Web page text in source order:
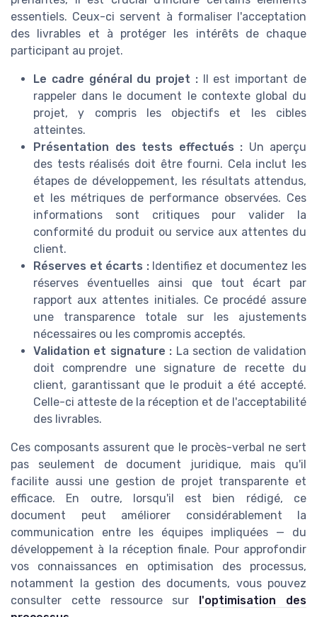
essentiels. Ceux-ci servent à formaliser l'acceptation
des livrables et à protéger les intérêts de chaque
participant au projet.
Le cadre général du projet :Il est important de
rappeler dans le document le contexte global du
projet, y compris les objectifs et les cibles
atteintes.
Présentation des tests effectués : Un aperçu
des tests réalisés doit être fourni. Cela inclut les
étapes de développement, les résultats attendus,
et les métriques de performance observées. Ces
informations sont critiques pour valider la
conformité du produit ou service aux attentes du
client.
Réserves et écarts :Identifiez et documentez les
réserves éventuelles ainsi que tout écart par
rapport aux attentes initiales. Ce procédé assure
une transparence totale sur les ajustements
nécessaires ou les compromis acceptés.
Validation et signature : La section de validation
doit comprendre une signature de recette du
client, garantissant que le produit a été accepté.
Celle-ci atteste de la réception et de l'acceptabilité
des livrables.
Ces composants assurent que le procès-verbal ne sert
pas seulement de document juridique, mais qu'il
facilite aussi une gestion de projet transparente et
efficace. En outre, lorsqu'il est bien rédigé, ce
document peut améliorer considérablement la
communication entre les équipes impliquées — du
développement à la réception finale. Pour approfondir
vos connaissances en optimisation des processus,
notamment la gestion des documents, vous pouvez
consulter cette ressource sur l'optimisation des